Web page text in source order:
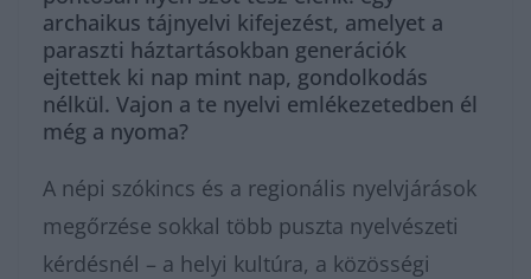
archaikus tájnyelvi kifejezést, amelyet a
paraszti háztartásokban generációk
ejtettek ki nap mint nap, gondolkodás
nélkül. Vajon a te nyelvi emlékezetedben él
még a nyoma?
A népi szókincs és a regionális nyelvjárások
megőrzése sokkal több puszta nyelvészeti
kérdésnél – a helyi kultúra, a közösségi